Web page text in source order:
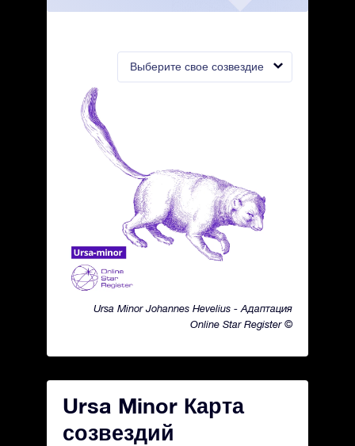
Выберите свое созвездие
Ursa Minor Johannes Hevelius - Адаптация
Online Star Register ©
Ursa Minor Карта
созвездий